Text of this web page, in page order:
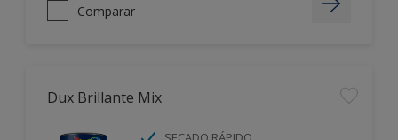
Comparar
Dux Brillante Mix